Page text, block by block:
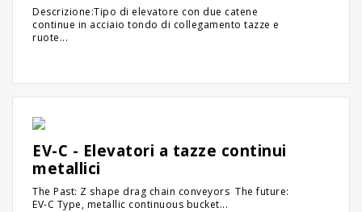
Descrizione:Tipo di elevatore con due catene
continue in acciaio tondo di collegamento tazze e
ruote...
EV-C - Elevatori a tazze continui
metallici
The Past: Z shape drag chain conveyors The future:
EV-C Type, metallic continuous bucket...